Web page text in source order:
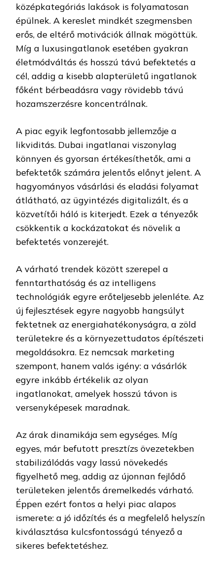
középkategóriás lakások is folyamatosan
épülnek. A kereslet mindkét szegmensben
erős, de eltérő motivációk állnak mögöttük.
Míg a luxusingatlanok esetében gyakran
életmódváltás és hosszú távú befektetés a
cél, addig a kisebb alapterületű ingatlanok
főként bérbeadásra vagy rövidebb távú
hozamszerzésre koncentrálnak.
A piac egyik legfontosabb jellemzője a
likviditás. Dubai ingatlanai viszonylag
könnyen és gyorsan értékesíthetők, ami a
befektetők számára jelentős előnyt jelent. A
hagyományos vásárlási és eladási folyamat
átlátható, az ügyintézés digitalizált, és a
közvetítői háló is kiterjedt. Ezek a tényezők
csökkentik a kockázatokat és növelik a
befektetés vonzerejét.
A várható trendek között szerepel a
fenntarthatóság és az intelligens
technológiák egyre erőteljesebb jelenléte. Az
új fejlesztések egyre nagyobb hangsúlyt
fektetnek az energiahatékonyságra, a zöld
területekre és a környezettudatos építészeti
megoldásokra. Ez nemcsak marketing
szempont, hanem valós igény: a vásárlók
egyre inkább értékelik az olyan
ingatlanokat, amelyek hosszú távon is
versenyképesek maradnak.
Az árak dinamikája sem egységes. Míg
egyes, már befutott presztízs övezetekben
stabilizálódás vagy lassú növekedés
figyelhető meg, addig az újonnan fejlődő
területeken jelentős áremelkedés várható.
Éppen ezért fontos a helyi piac alapos
ismerete: a jó időzítés és a megfelelő helyszín
kiválasztása kulcsfontosságú tényező a
sikeres befektetéshez.